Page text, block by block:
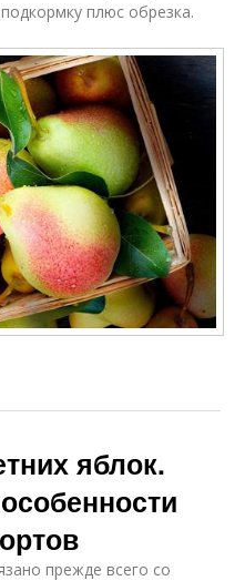
плюс обрезка.
яблок.
прежде всего со